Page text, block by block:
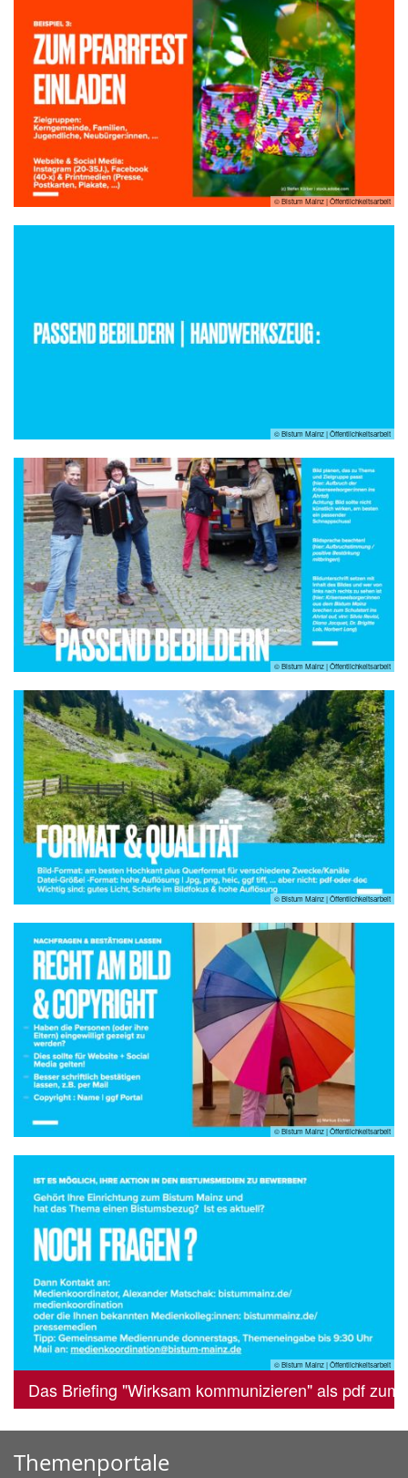
© Bistum Mainz | Öffentlichkeitsarbeit
© Bistum Mainz | Öffentlichkeitsarbeit
© Bistum Mainz | Öffentlichkeitsarbeit
© Bistum Mainz | Öffentlichkeitsarbeit
© Bistum Mainz | Öffentlichkeitsarbeit
© Bistum Mainz | Öffentlichkeitsarbeit
Das Briefing "Wirksam kommunizieren" als pdf zum
Themenportale